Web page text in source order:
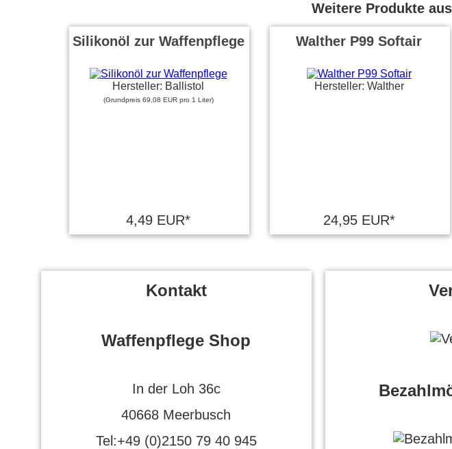
Weitere Produkte
Silikonöl zur Waffenpflege
Hersteller: Ballistol
(Grundpreis 69,08 EUR pro 1 Liter)
4,49 EUR*
Walther P99 Softair
Hersteller: Walther
24,95 EUR*
Kontakt
Waffenpflege Shop
In der Loh 36c
40668 Meerbusch
Tel:+49 (0)2150 79 40 945